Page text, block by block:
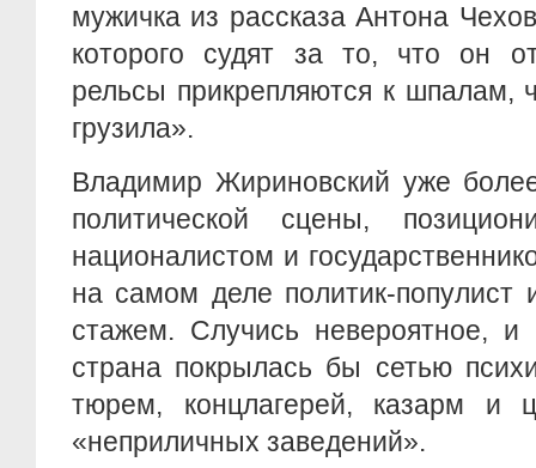
мужичка из рассказа Антона
которого судят за то, что он
рельсы прикрепляются к шпалам,
грузила».
Владимир Жириновский уже
политической сцены,
националистом и
на самом деле политик-
стажем. Случись невероятное,
страна покрылась бы сетью
тюрем, концлагерей, казарм и
«неприличных заведений».